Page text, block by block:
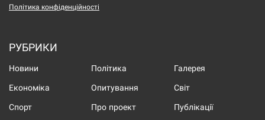
Політика конфіденційності
РУБРИКИ
Новини Політика Галерея
Економіка Опитування Світ
Спорт Про проект Публікації